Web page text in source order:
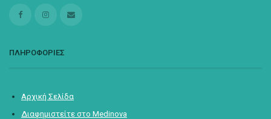
ΠΛΗΡΟΦΟΡΙΕΣ
Αρχική Σελίδα
Διαφημιστείτε στο Medinova